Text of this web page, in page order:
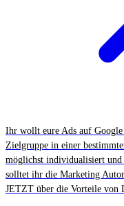
Ihr wollt eure Ads auf
Zielgruppe in einer
möglichst individualisiert und
solltet ihr die Marketing
JETZT über die Vorteile von